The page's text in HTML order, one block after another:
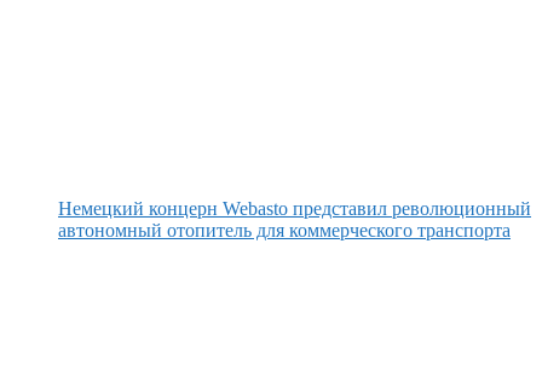
Немецкий концерн Webasto представил революционный
автономный отопитель для коммерческого транспорта